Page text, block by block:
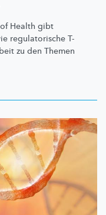
Health gibt
regulatorische T-
zu den Themen